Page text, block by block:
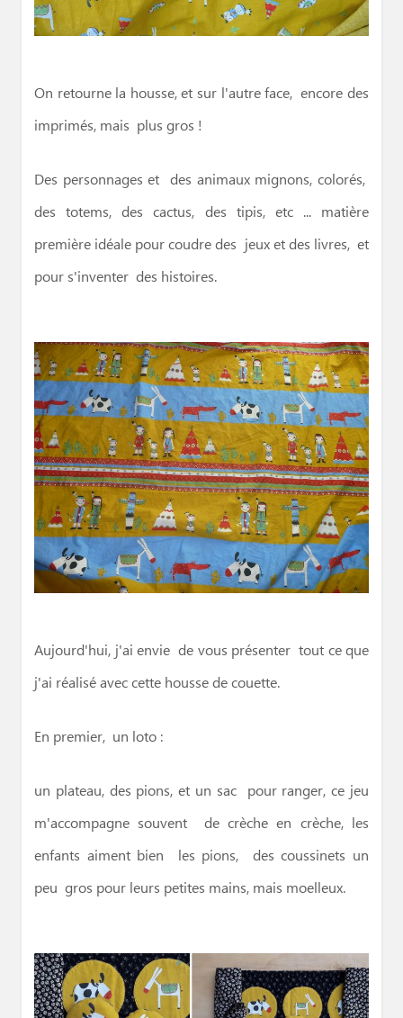
On retourne la housse, et sur l'autre face, encore des
imprimés, mais plus gros !
Des personnages et des animaux mignons, colorés,
des totems, des cactus, des tipis, etc ... matière
première idéale pour coudre des jeux et des livres, et
pour s'inventer des histoires.
Aujourd'hui, j'ai envie de vous présenter tout ce que
j'ai réalisé avec cette housse de couette.
En premier, un loto :
un plateau, des pions, et un sac pour ranger, ce jeu
m'accompagne souvent de crèche en crèche, les
enfants aiment bien les pions, des coussinets un
peu gros pour leurs petites mains, mais moelleux.